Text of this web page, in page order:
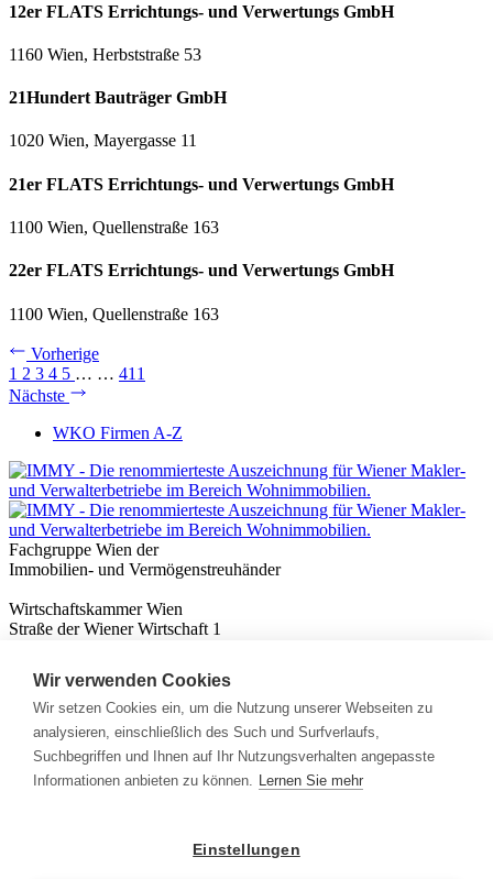
12er FLATS Errichtungs- und Verwertungs GmbH
1160 Wien, Herbststraße 53
21Hundert Bauträger GmbH
1020 Wien, Mayergasse 11
21er FLATS Errichtungs- und Verwertungs GmbH
1100 Wien, Quellenstraße 163
22er FLATS Errichtungs- und Verwertungs GmbH
1100 Wien, Quellenstraße 163
Vorherige
1 2 3 4 5 … … 411
Nächste
WKO Firmen A-Z
Fachgruppe Wien der
Immobilien- und Vermögenstreuhänder
Wirtschaftskammer Wien
Straße der Wiener Wirtschaft 1
Nützliches
Immobilienwissen
Formulare & Rechner
Expert:innen
Info
Wir verwenden Cookies
Wir setzen Cookies ein, um die Nutzung unserer Webseiten zu
analysieren, einschließlich des Such und Surfverlaufs,
Suchbegriffen und Ihnen auf Ihr Nutzungsverhalten angepasste
Informationen anbieten zu können. Lernen Sie mehr
Einstellungen